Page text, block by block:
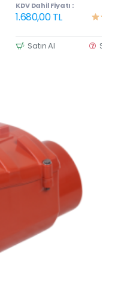
KDV Dahil Fiyatı :
1.680,00 TL
Satın Al